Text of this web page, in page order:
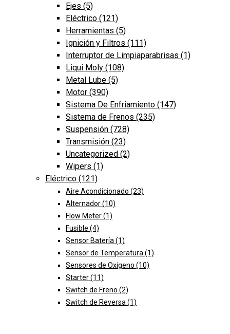
Ejes (5)
Eléctrico (121)
Herramientas (5)
Ignición y Filtros (111)
Interruptor de Limpiaparabrisas (1)
Liqui Moly (108)
Metal Lube (5)
Motor (390)
Sistema De Enfriamiento (147)
Sistema de Frenos (235)
Suspensión (728)
Transmisión (23)
Uncategorized (2)
Wipers (1)
Eléctrico (121)
Aire Acondicionado (23)
Alternador(10)
Flow Meter(1)
Fusible (4)
Sensor Batería (1)
Sensor de Temperatura (1)
Sensores de Oxigeno (10)
Starter(11)
Switch de Freno (2)
Switch de Reversa (1)